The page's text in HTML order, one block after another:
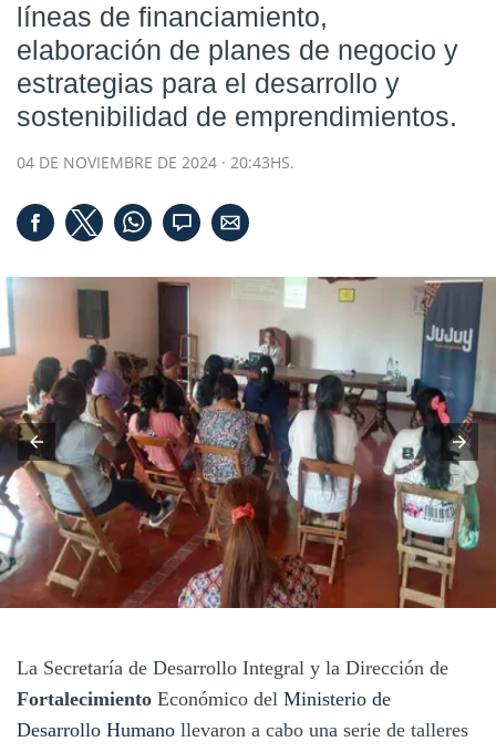
líneas de financiamiento,
elaboración de planes de negocio y
estrategias para el desarrollo y
sostenibilidad de emprendimientos.
04 DE NOVIEMBRE DE 2024 · 20:43HS.
La Secretaría de Desarrollo Integral y la Dirección de
Fortalecimiento Económico del Ministerio de
Desarrollo Humano llevaron a cabo una serie de talleres